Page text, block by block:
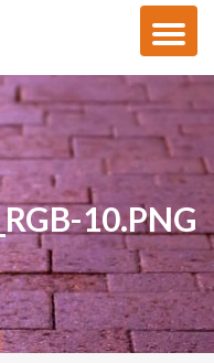
10.PNG